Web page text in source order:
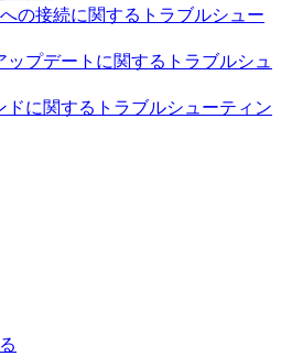
の接続に関するトラブルシュー
ップデートに関するトラブルシュ
ドに関するトラブルシューティン